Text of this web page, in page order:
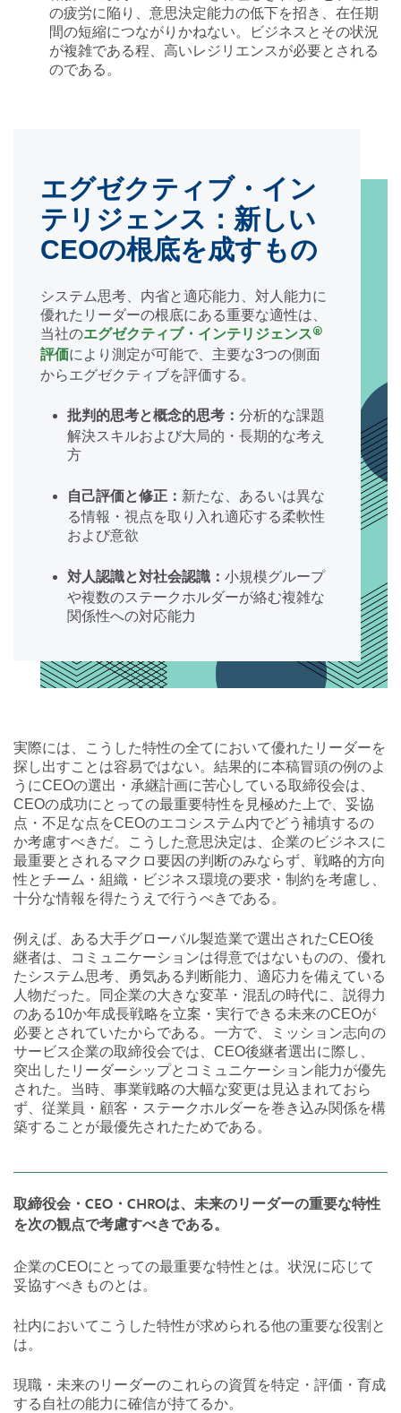
の疲労に陥り、意思決定能力の低下を招き、在任期
間の短縮につながりかねない。ビジネスとその状況
が複雑である程、高いレジリエンスが必要とされる
のである。
エグゼクティブ・イン
テリジェンス：新しい
CEOの根底を成すもの
システム思考、内省と適応能力、対人能力に
優れたリーダーの根底にある重要な適性は、
当社のエグゼクティブ・インテリジェンス®
評価により測定が可能で、主要な3つの側面
からエグゼクティブを評価する。
批判的思考と概念的思考： 分析的な課題
解決スキルおよび大局的・長期的な考え
方
自己評価と修正： 新たな、あるいは異な
る情報・視点を取り入れ適応する柔軟性
および意欲
対人認識と対社会認識： 小規模グループ
や複数のステークホルダーが絡む複雑な
関係性への対応能力
実際には、こうした特性の全てにおいて優れたリーダーを
探し出すことは容易ではない。結果的に本稿冒頭の例のよ
うにCEOの選出・承継計画に苦心している取締役会は、
CEOの成功にとっての最重要特性を見極めた上で、妥協
点・不足な点をCEOのエコシステム内でどう補填するの
か考慮すべきだ。こうした意思決定は、企業のビジネスに
最重要とされるマクロ要因の判断のみならず、戦略的方向
性とチーム・組織・ビジネス環境の要求・制約を考慮し、
十分な情報を得たうえで行うべきである。
例えば、ある大手グローバル製造業で選出されたCEO後
継者は、コミュニケーションは得意ではないものの、優れ
たシステム思考、勇気ある判断能力、適応力を備えている
人物だった。同企業の大きな変革・混乱の時代に、説得力
のある10か年成長戦略を立案・実行できる未来のCEOが
必要とされていたからである。一方で、ミッション志向の
サービス企業の取締役会では、CEO後継者選出に際し、
突出したリーダーシップとコミュニケーション能力が優先
された。当時、事業戦略の大幅な変更は見込まれておら
ず、従業員・顧客・ステークホルダーを巻き込み関係を構
築することが最優先されたためである。
取締役会・CEO・CHROは、未来のリーダーの重要な特性
を次の観点で考慮すべきである。
企業のCEOにとっての最重要な特性とは。状況に応じて
妥協すべきものとは。
社内においてこうした特性が求められる他の重要な役割と
は。
現職・未来のリーダーのこれらの資質を特定・評価・育成
する自社の能力に確信が持てるか。